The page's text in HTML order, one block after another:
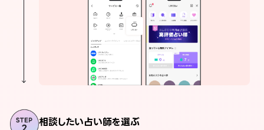
相談したい占い師を選ぶ